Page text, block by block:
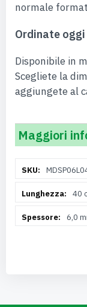
normale
Ordinate oggi
Disponibile in
Scegliete la
aggiungete al
Maggiori
Informazioni
40
6,0